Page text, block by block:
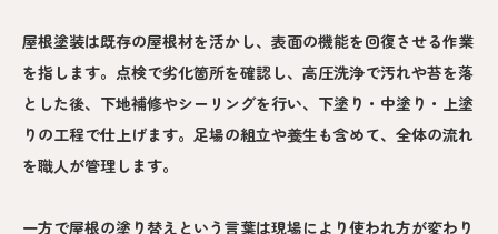
屋根塗装は既存の屋根材を活かし、表面の機能を回復させる作業
を指します。点検で劣化箇所を確認し、高圧洗浄で汚れや苔を落
とした後、下地補修やシーリングを行い、下塗り・中塗り・上塗
りの工程で仕上げます。足場の組立や養生も含めて、全体の流れ
を職人が管理します。
一方で屋根の塗り替えという言葉は現場により使われ方が変わり